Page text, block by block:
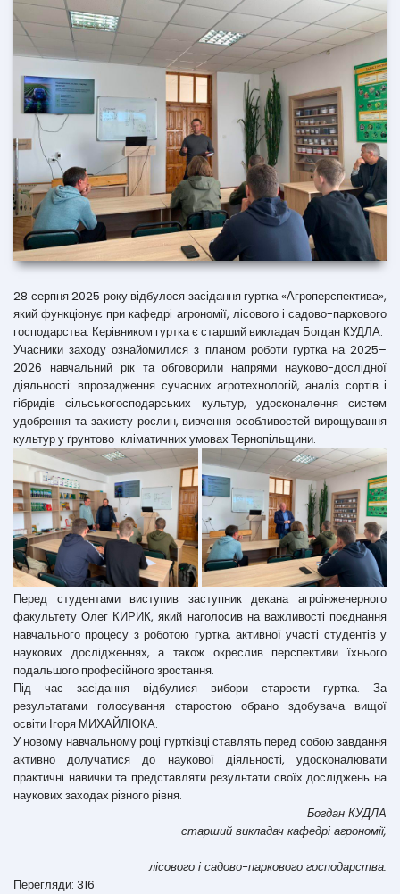
28 серпня 2025 року відбулося засідання гуртка «Агроперспектива»,
який функціонує при кафедрі агрономії, лісового і садово-паркового
господарства. Керівником гуртка є старший викладач Богдан КУДЛА.
Учасники заходу ознайомилися з планом роботи гуртка на 2025–
2026 навчальний рік та обговорили напрями науково-дослідної
діяльності: впровадження сучасних агротехнологій, аналіз сортів і
гібридів сільськогосподарських культур, удосконалення систем
удобрення та захисту рослин, вивчення особливостей вирощування
культур у ґрунтово-кліматичних умовах Тернопільщини.
Перед студентами виступив заступник декана агроінженерного
факультету Олег КИРИК, який наголосив на важливості поєднання
навчального процесу з роботою гуртка, активної участі студентів у
наукових дослідженнях, а також окреслив перспективи їхнього
подальшого професійного зростання.
Під час засідання відбулися вибори старости гуртка. За
результатами голосування старостою обрано здобувача вищої
освіти Ігоря МИХАЙЛЮКА.
У новому навчальному році гуртківці ставлять перед собою завдання
активно долучатися до наукової діяльності, удосконалювати
практичні навички та представляти результати своїх досліджень на
наукових заходах різного рівня.
Богдан КУДЛА
старший викладач кафедрі агрономії,
лісового і садово-паркового господарства.
Перегляди: 316